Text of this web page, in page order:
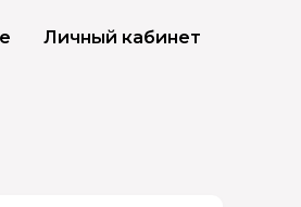
Личный кабинет